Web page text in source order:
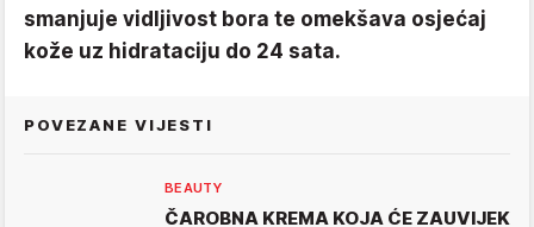
smanjuje vidljivost bora te omekšava osjećaj
kože uz hidrataciju do 24 sata.
POVEZANE VIJESTI
BEAUTY
ČAROBNA KREMA KOJA ĆE ZAUVIJEK